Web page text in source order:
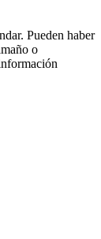
Pueden haber
o